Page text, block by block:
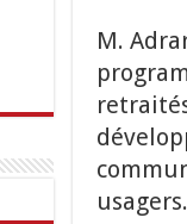
M.
usagers.